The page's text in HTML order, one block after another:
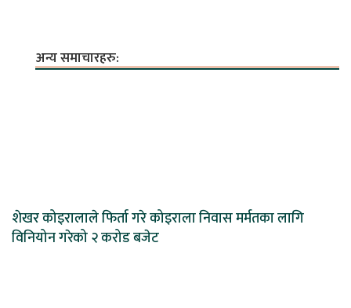
अन्य समाचारहरु:
शेखर कोइरालाले फिर्ता गरे कोइराला निवास मर्मतका लागि
विनियोन गरेको २ करोड बजेट